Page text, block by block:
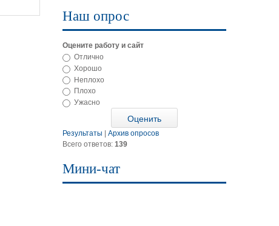
Наш опрос
Оцените работу и сайт
Отлично
Хорошо
Неплохо
Плохо
Ужасно
Результаты
Архив опросов
Всего ответов: 139
Мини-чат